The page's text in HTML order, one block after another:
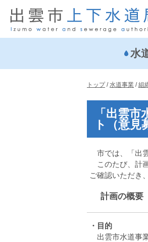
水
現
置：
トップ/水道事業 /組
「出雲
ト（意見
市では、「出
このたび、計
ご確認いただき
計画の概要
・目的
出雲市水道事